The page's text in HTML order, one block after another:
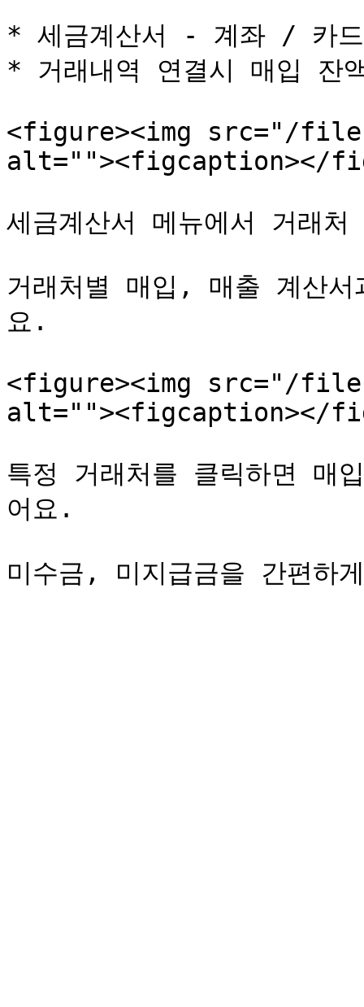
* 세금계산서 - 계좌 / 카
* 거래내역 연결시 매입 잔
<figure><img src="/files/
alt=""><figcaption></
세금계산서 메뉴에서 거래
거래처별 매입, 매출 계산
요.
<figure><img src="/files/
alt=""><figcaption></
특정 거래처를 클릭하면
어요.